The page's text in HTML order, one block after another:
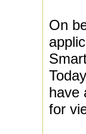
On
have
for